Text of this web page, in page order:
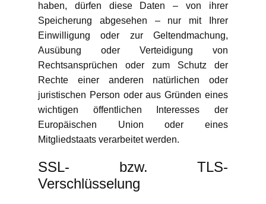
haben, dürfen diese Daten – von ihrer
Speicherung abgesehen – nur mit Ihrer
Einwilligung oder zur Geltendmachung,
Ausübung oder Verteidigung von
Rechtsansprüchen oder zum Schutz der
Rechte einer anderen natürlichen oder
juristischen Person oder aus Gründen eines
wichtigen öffentlichen Interesses der
Europäischen Union oder eines
Mitgliedstaats verarbeitet werden.
SSL- bzw. TLS-
Verschlüsselung